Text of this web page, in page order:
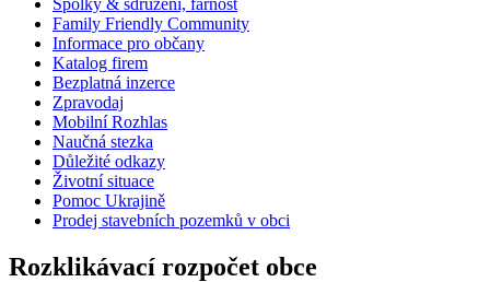
Family Friendly Community
Informace pro občany
Katalog firem
Bezplatná inzerce
Zpravodaj
Mobilní Rozhlas
Naučná stezka
Důležité odkazy
Životní situace
Pomoc Ukrajině
Prodej stavebních pozemků v obci
Rozklikávací rozpočet obce